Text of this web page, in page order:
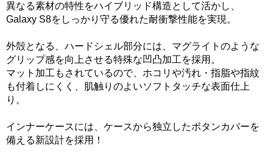
異なる素材の特性をハイブリッド構造として活かし、
Galaxy S8をしっかり守る優れた耐衝撃性能を実現。
外殻となる、ハードシェル部分には、マグライトのような
グリップ感を向上させる特殊な凹凸加工を採用。
マット加工もされているので、ホコリや汚れ・指脂や指紋
も付着しにくく、肌触りのよいソフトタッチな表面仕上
り。
インナーケースには、ケースから独立したボタンカバーを
備える新設計を採用！